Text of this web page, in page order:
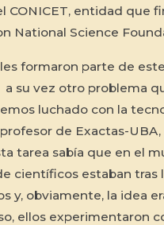
CONICET, entidad que
National Science
formaron parte de
su vez otro problema
luchado con la
de Exactas-UBA,
tarea sabía que en el
científicos estaban tras
y, obviamente, la idea
ellos experimentaron